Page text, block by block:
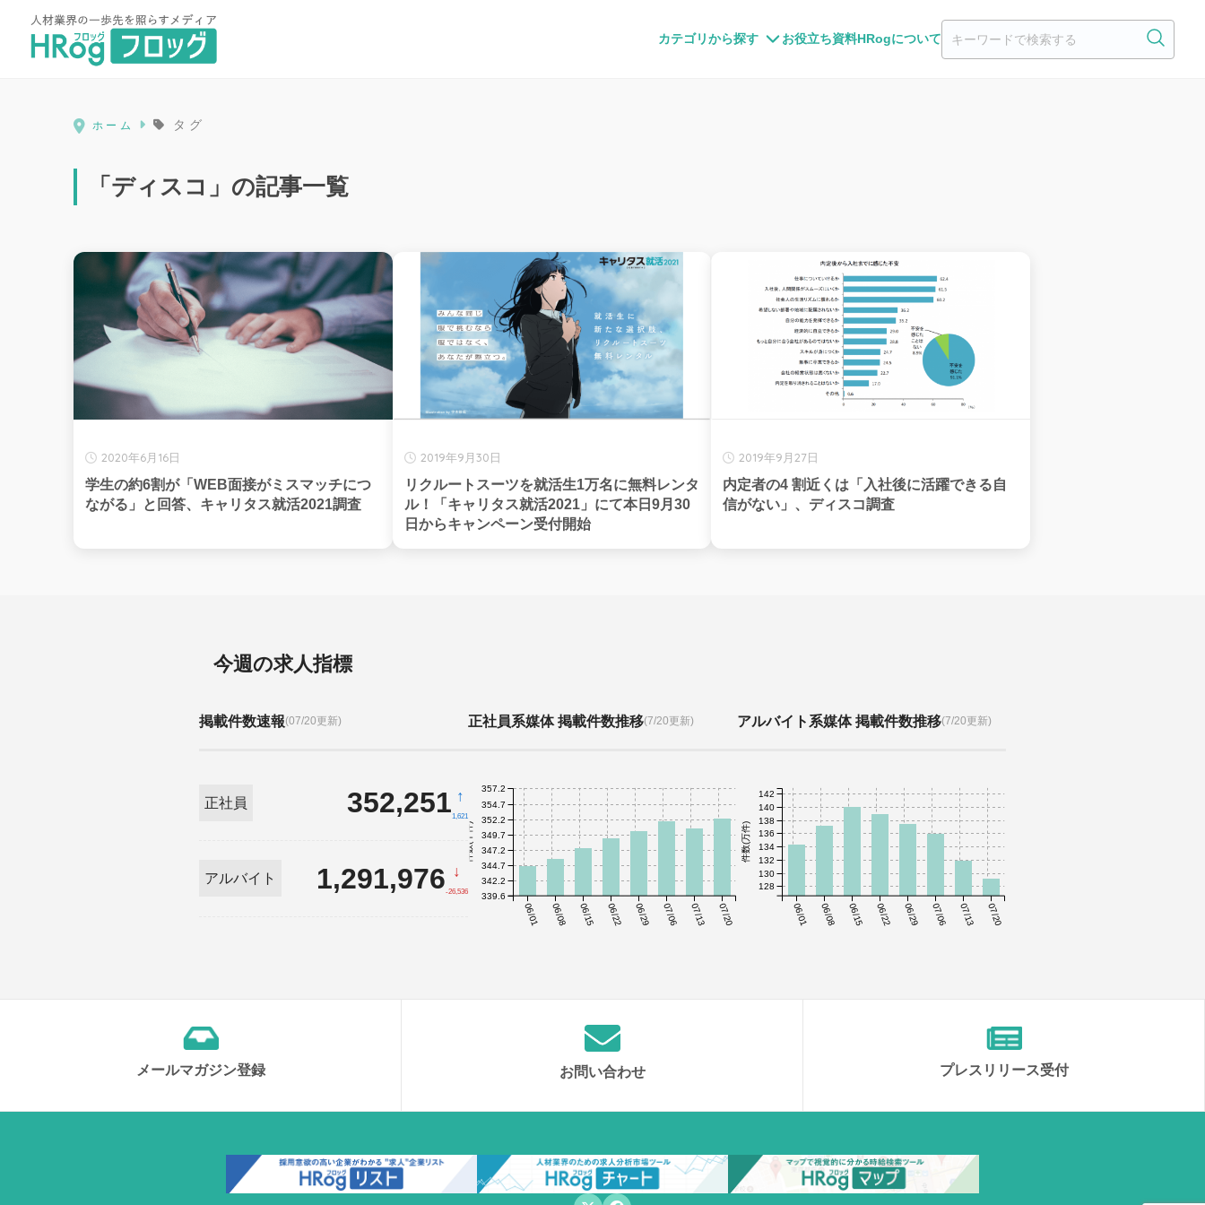
カテゴリから探す お役立ち資料HRogについて
HRog | 人材業界の一歩先を照らすメディア
ホーム タグ
「ディスコ」の記事一覧
2020年6月16日
学生の約6割が「WEB面接がミスマッチにつ
ながる」と回答、キャリタス就活2021調査
2019年9月30日
リクルートスーツを就活生1万名に無料レンタ
ル！「キャリタス就活2021」にて本日9月30
日からキャンペーン受付開始
2019年9月27日
内定者の4 割近くは「入社後に活躍できる自
信がない」、ディスコ調査
今週の求人指標
掲載件数速報(07/20更新)
正社員 352,251 ↑
1,621
アルバイト 1,291,976 ↓
-26,536
正社員系媒体 掲載件数推移(7/20更新)
06/01 06/08 06/15 06/22 06/29 07/06 07/13 07/20
件数(千件)
339.6
342.2
344.7
347.2
349.7
352.2
354.7
357.2
アルバイト系媒体 掲載件数推移(7/20更新)
06/01 06/08 06/15 06/22 06/29 07/06 07/13 07/20
件数(万件)
128
130
132
134
136
138
140
142
メールマガジン登録 お問い合わせ プレスリリース受付